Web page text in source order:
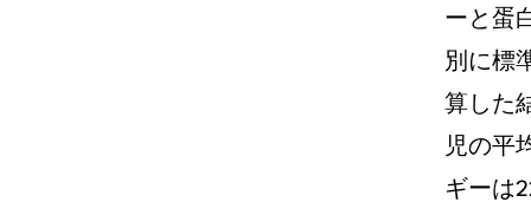
ーと蛋
別に標
算した
児の平
ギーは